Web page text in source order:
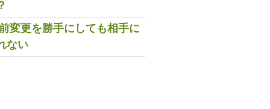
変更を勝手にしても相手に
ない